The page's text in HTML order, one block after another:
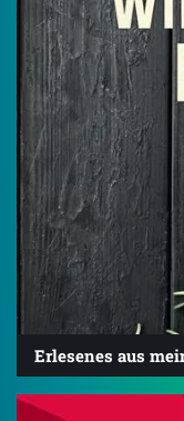
Erlesenes aus